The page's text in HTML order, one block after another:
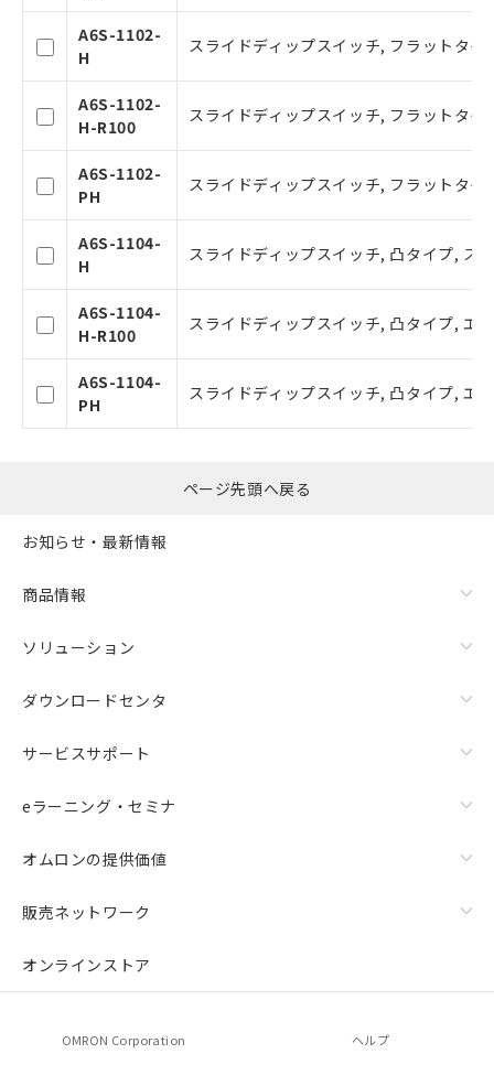
A6S-1102-
H
スライドディップスイッチ, フラットタ
A6S-1102-
H-R100
スライドディップスイッチ, フラットタ
A6S-1102-
PH
スライドディップスイッチ, フラットタ
A6S-1104-
H
スライドディップスイッチ, 凸タイプ, ス
A6S-1104-
H-R100
スライドディップスイッチ, 凸タイプ, エ
A6S-1104-
PH
スライドディップスイッチ, 凸タイプ, エ
ページ先頭へ戻る
お知らせ・最新情報
商品情報
ソリューション
ダウンロードセンタ
サービスサポート
eラーニング・セミナ
オムロンの提供価値
販売ネットワーク
オンラインストア
OMRON Corporation ヘルプ
空
受注生産機種、また在庫状況の
マイパーツ機能（部品リスト作成サー
ビス）をご利用いただくには、I-Web
あります。
お客様が当ウェブサイト上で当社にご
登録された部品リストについて、当社
および当社の共同利用者が、当社の製
品・サービスに関するお客様との取
をご了承ください。
※当社の共同利用者とは、"個人情報
用者の範囲」に記載されている法人を
指します。